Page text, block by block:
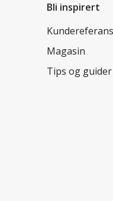
Bli inspirert
Magasin
Tips og guider